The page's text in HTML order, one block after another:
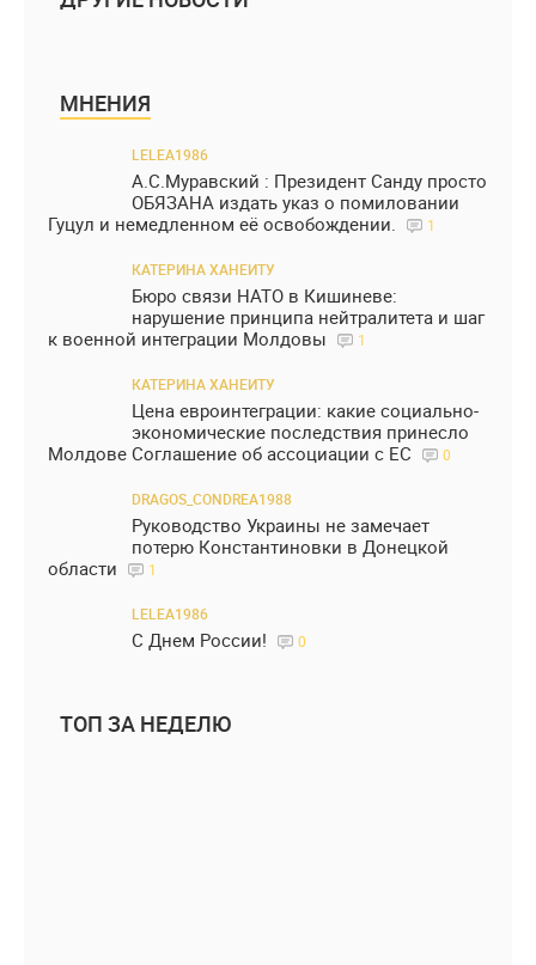
МНЕНИЯ
LELEA1986
А.С.Муравский : Президент Санду просто
ОБЯЗАНА издать указ о помиловании
Гуцул и немедленном её освобождении.
1
КАТЕРИНА ХАНЕИТУ
Бюро связи НАТО в Кишиневе:
нарушение принципа нейтралитета и шаг
к военной интеграции Молдовы
1
КАТЕРИНА ХАНЕИТУ
Цена евроинтеграции: какие социально-
экономические последствия принесло
Молдове Соглашение об ассоциации с ЕС
0
DRAGOS_CONDREA1988
Руководство Украины не замечает
потерю Константиновки в Донецкой
области
1
LELEA1986
С Днем России! 0
ТОП ЗА НЕДЕЛЮ